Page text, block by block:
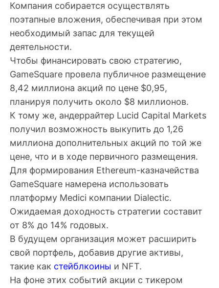
Компания собирается осуществлять
поэтапные вложения, обеспечивая при этом
необходимый запас для текущей
деятельности.
Чтобы финансировать свою стратегию,
GameSquare провела публичное размещение
8,42 миллиона акций по цене $0,95,
планируя получить около $8 миллионов.
К тому же, андеррайтер Lucid Capital Markets
получил возможность выкупить до 1,26
миллиона дополнительных акций по той же
цене, что и в ходе первичного размещения.
Для формирования Ethereum-казначейства
GameSquare намерена использовать
платформу Medici компании Dialectic.
Ожидаемая доходность стратегии составит
от 8% до 14% годовых.
В будущем организация может расширить
свой портфель, добавив другие активы,
такие как стейблкоины и NFT.
На фоне этих событий акции с тикером